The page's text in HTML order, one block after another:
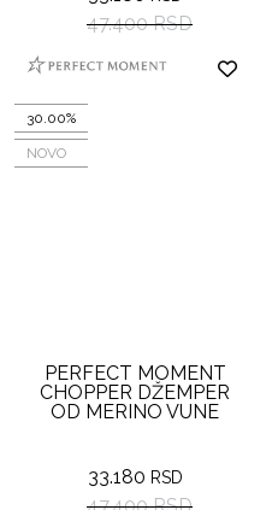
47.400 RSD
30.00%
NOVO
PERFECT MOMENT
CHOPPER DŽEMPER
OD MERINO VUNE
33.180 RSD